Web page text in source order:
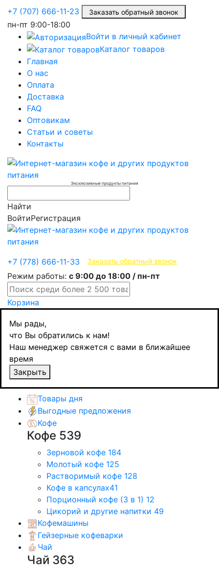
+7 (707) 666-11-23 Заказать обратный звонок
пн-пт 9:00-18:00
Войти в личный кабинет
Каталог товаров
Главная
О нас
Оплата
Доставка
FAQ
Оптовикам
Статьи и советы
Контакты
Эксклюзивные продукты питания
Найти
ВойтиРегистрация
+7 (778) 666-11-33 Заказать обратный звонок
Режим работы: с 9:00 до 18:00 / пн-пт
Корзина
Мы рады,
что Вы обратились к нам!
Наш менеджер свяжется с вами в ближайшее
время
Закрыть
Кофе
Кофе в капсулах
Musetti Intenso, для Nespresso, 10 шт
Назадтоваров
Каталог товаров
Товары дня
Выгодные предложения
Кофе
Кофе 539
Зерновой кофе 184
Молотый кофе 125
Растворимый кофе 128
Кофе в капсулах41
Порционный кофе (3 в 1) 12
Цикорий и другие напитки 49
Кофемашины
Гейзерные кофеварки
Чай
Чай 363